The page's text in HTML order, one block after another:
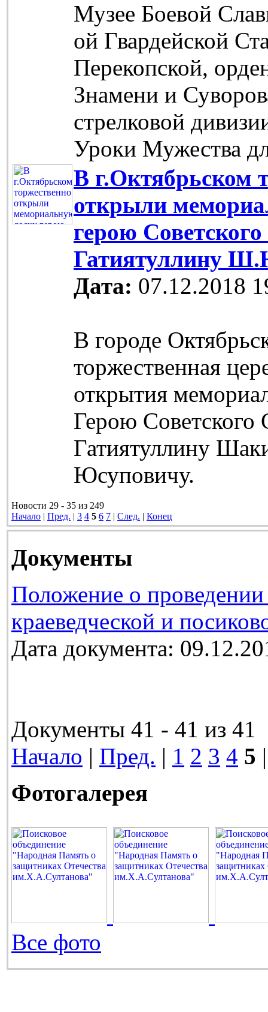
Музее Боевой
ой Гвардейской
Перекопской,
Знамени и
стрелковой
Уроки Мужества
В г.Октябрьском
открыли
герою
Гатиятуллину
Дата: 07.12.2018
В городе
торжественная
открытия
Герою Советского
Гатиятуллину
Юсуповичу.
Новости 29 - 35 из 249
Начало | Пред. | 3 4 5 6 7 | След. | Конец
Документы
Положение о проведении
краеведческой и
Дата документа:
Документы 41 - 41 из 41
Начало | Пред. | 1 2 3 4 5
Фотогалерея
Все фото